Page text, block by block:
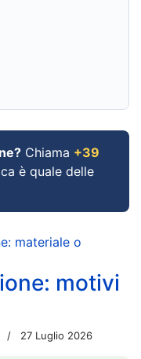
Chiama +39
è quale delle
materiale o
motivi
27 Luglio 2026